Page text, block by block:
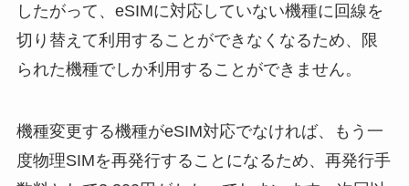
したがって、eSIMに対応していない機種に回線を
切り替えて利用することができなくなるため、限
られた機種でしか利用することができません。
機種変更する機種がeSIM対応でなければ、もう一
度物理SIMを再発行することになるため、再発行手